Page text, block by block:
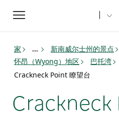
Toggle
navigation
家 ... 新南威尔士州的景点
怀昂（Wyong）地区
巴托湾
Crackneck Point 瞭望台
Crackneck